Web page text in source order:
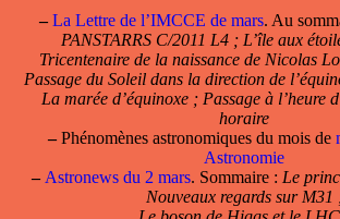
– La Lettre de l’IMCCE de mars. Au
PANSTARRS C/2011 L4 ; L’île aux
Tricentenaire de la naissance de Nicolas
Passage du Soleil dans la direction de
La marée d’équinoxe ; Passage à l’heure
horaire
–Phénomènes astronomiques du mois de
Astronomie
– Astronews du 2 mars. Sommaire : Le
Nouveaux regards sur M31